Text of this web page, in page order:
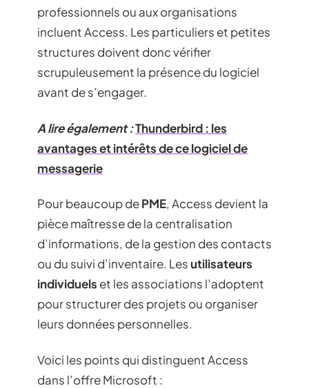
professionnels ou aux organisations
incluent Access. Les particuliers et petites
structures doivent donc vérifier
scrupuleusement la présence du logiciel
avant de s’engager.
A lire également :Thunderbird : les
avantages et intérêts de ce logiciel de
messagerie
Pour beaucoup dePME, Access devient la
pièce maîtresse de la centralisation
d’informations, de la gestion des contacts
ou du suivi d’inventaire. Lesutilisateurs
individuels et les associations l’adoptent
pour structurer des projets ou organiser
leurs données personnelles.
Voici les points qui distinguent Access
dans l’offre Microsoft :